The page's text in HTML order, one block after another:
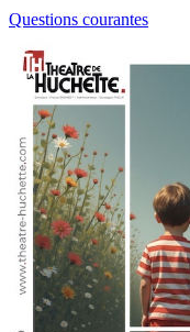
Questions courantes